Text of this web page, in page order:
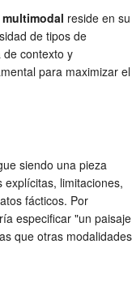
reside en su
de tipos de
contexto y
para maximizar el
siendo una pieza
limitaciones,
fácticos. Por
especificar "un paisaje
que otras modalidades